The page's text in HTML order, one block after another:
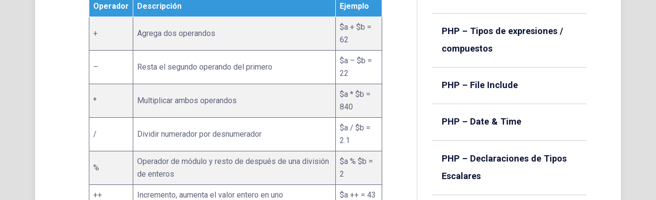
Operador Descripción Ejemplo
+ Agrega dos operandos
$a + $b =
62
– Resta el segundo operando del primero
$a – $b =
22
* Multiplicar ambos operandos
$a * $b =
840
/ Dividir numerador por desnumerador
$a / $b =
2.1
%
Operador de módulo y resto de después de una división
de enteros
$a % $b =
2
++ Incremento, aumenta el valor entero en uno $a ++ = 43
PHP – Tipos de expresiones /
compuestos
PHP – File Include
PHP – Date & Time
PHP – Declaraciones de Tipos
Escalares